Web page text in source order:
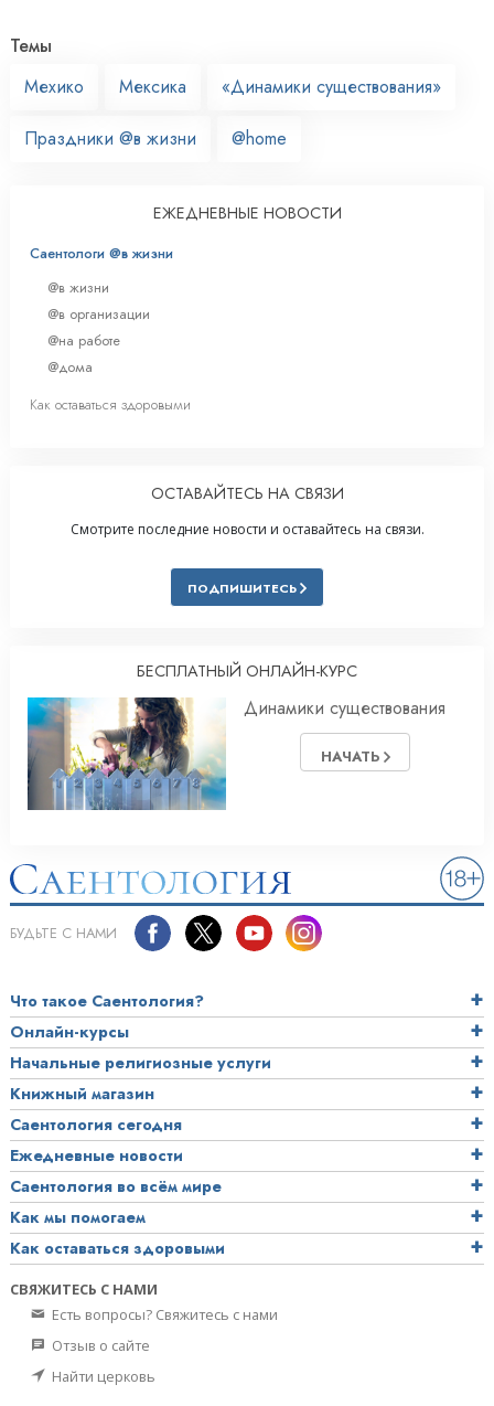
Темы
Мехико
Мексика «Динамики существования»
Праздники @в жизни @home
ЕЖЕДНЕВНЫЕ НОВОСТИ
Саентологи @в жизни
@в жизни
@в организации
@на работе
@дома
Как оставаться здоровыми
ОСТАВАЙТЕСЬ НА СВЯЗИ
Смотрите последние новости и оставайтесь на связи.
ПОДПИШИТЕСЬ
БЕСПЛАТНЫЙ ОНЛАЙН-КУРС
Динамики существования
НАЧАТЬ
БУДЬТЕ С НАМИ
Что такое Саентология?
Онлайн-курсы
Начальные религиозные услуги
Книжный магазин
Саентология сегодня
Ежедневные новости
Саентология во всём мире
Как мы помогаем
Как оставаться здоровыми
СВЯЖИТЕСЬ С НАМИ
Есть вопросы? Свяжитесь с нами
Отзыв о сайте
Найти церковь